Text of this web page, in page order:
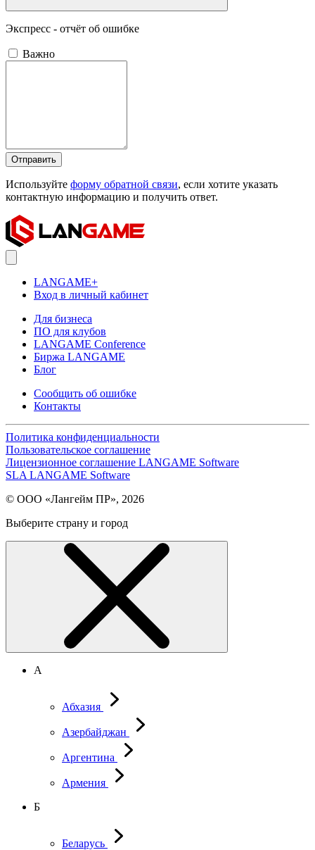
Экспресс - отчёт об ошибке
Важно
Отправить
Используйте форму обратной связи, если хотите указать
контактную информацию и получить ответ.
LANGAME+
Вход в личный кабинет
Для бизнеса
ПО для клубов
LANGAME Conference
Биржа LANGAME
Блог
Сообщить об ошибке
Контакты
Политика конфиденциальности
Пользовательское соглашение
Лицензионное соглашение LANGAME Software
SLA LANGAME Software
© ООО «Лангейм ПР», 2026
Выберите страну и город
А
Абхазия
Азербайджан
Аргентина
Армения
Б
Беларусь